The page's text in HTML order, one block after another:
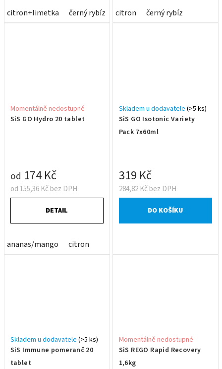
citron+limetka černý rybíz pomeranč
citron černý rybíz
SiS GO Hydro 20 tablet
Momentálně nedostupné
od 155,36 Kč bez DPH
od 174 Kč
DETAIL
ananas/mango citron
SiS GO Isotonic Variety
Pack 7x60ml
Skladem u dodavatele (>5 ks)
284,82 Kč bez DPH
319 Kč
DO KOŠÍKU
SiS Immune pomeranč 20
tablet
Skladem u dodavatele (>5 ks)
SiS REGO Rapid Recovery
1,6kg
Momentálně nedostupné